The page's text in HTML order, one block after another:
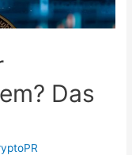
Das